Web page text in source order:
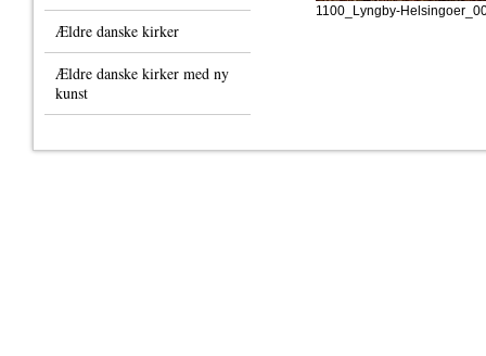
Ældre danske kirker
Ældre danske kirker med ny
kunst
1100_Lyngby-